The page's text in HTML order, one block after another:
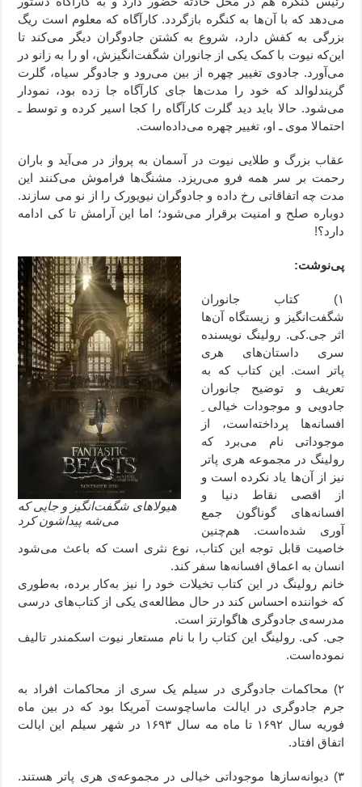
می‌دهد که با آن‌ها به کنگره بازگردد. کارآگاه که معلوم است ریگ
بزرگی به کفش دارد، شروع به کشتن جادوگران دیگر می‌کند تا
این‌که نیوت با کمک یکی از جانوران شگفت‌انگیزش، او را به زانو در
می‌آورد. جادوی تغییر چهره از بین می‌رود و جادوگر سیاه، گلرت
گریندلوالد که خود را مدت‌‌ها جای کارآگاه جا زده بود، نمودار
می‌شود. حالا باید دید گلرت کارآگاه را کجا اسیر کرده و توسط ـ
احتمالا موی ـ او، تغییر چهره می‌داده‌است.
عقاب بزرگ و طلایی نیوت در آسمان به پرواز در می‌آید و باران
رحمت بر سر همه فرو می‌ریزد. مشنگ‌ها فراموش می‌کنند این
مدت چه اتفاقاتی رخ داده و جادوگران نیویورک را از نو می سازند.
دوباره صلح و امنیت برقرار می‌شود؛ اما این آرامش تا کی ادامه
دارد؟!
هیولاهای شگفت‌انگیز و جایی که
می‌شه پیداشون کرد
پی‌نوشت:
۱) کتاب جانوران
شگفت‌انگیز و زیستگاه آن‌ها
اثر جی.کی. رولینگ نویسنده
سری داستان‌های هری
پاتر است. این کتاب که به
تعریف و توضیح جانوران
جادویی و موجودات خیالی ِ
افسانه‌ها پرداخته‌است، از
موجوداتی نام می‌برد که
رولینگ در مجموعه هری پاتر
نیز از آن‌ها یاد نکرده است و
از اقصی نقاط دنیا و
افسانه‌های گوناگون جمع
آوری شده‌است. هم‌چنین
خاصیت قابل توجه این کتاب، نوع نثری است که باعث می‌شود
انسان به اعماق افسانه‌ها سفر کند.
خانم رولینگ در این کتاب تخیلات خود را نیز به‌کار برده، به‌طوری
که خواننده احساس کند در حال مطالعه‌ی یکی از کتاب‌های درسی
مدرسه‌ی جادوگری هاگوارتز است.
جی. کی. رولینگ این کتاب را با نام مستعار نیوت اسکمندر تالیف
نموده‌است.
۲) محاکمات جادوگری در سیلم یک سری از محاکمات افراد به
جرم جادوگری در ایالت ماساچوست آمریکا بود که در بین ماه
فوریه سال ۱۶۹۲ تا ماه مه سال ۱۶۹۳ در شهر سیلم این ایالت
اتفاق افتاد.
۳) دیوانه‌سازها موجوداتی خیالی در مجموعه‌ی هری پاتر هستند.